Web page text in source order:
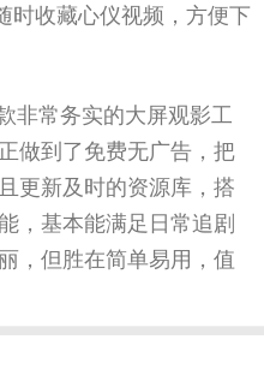
时收藏心仪视频，方便下
非常务实的大屏观影工
做到了免费无广告，把
更新及时的资源库，搭
，基本能满足日常追剧
，但胜在简单易用，值